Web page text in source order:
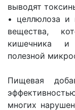
выводят
• целлюлоза и
вещества,
кишечника и
полезной
Пищевая
многих